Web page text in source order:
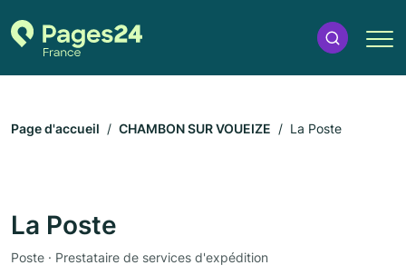
Page d'accueil CHAMBON SUR VOUEIZE La Poste
La Poste
Poste · Prestataire de services d'expédition